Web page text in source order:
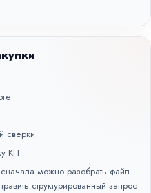
сверки
КП
можно разобрать файл
структурированный запрос